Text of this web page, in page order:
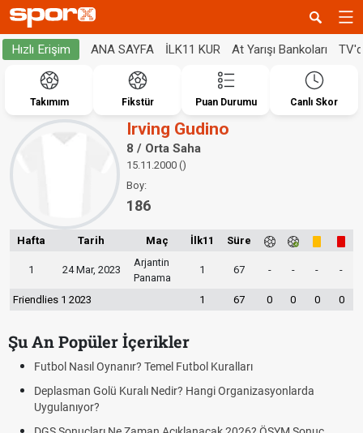
Hızlı Erişim ANA SAYFA İLK11 KUR At Yarışı Bankoları
Takımım Fikstür Puan Durumu Canlı Skor
Irving Gudino
8 / Orta Saha
15.11.2000 ()
Boy:
186
Hafta Tarih Maç İlk11 Süre
1 24 Mar, 2023
Arjantin
Panama
1 67 - - - -
Friendlies 1 2023 1 67 0 0 0 0
Şu An Popüler İçerikler
Futbol Nasıl Oynanır? Temel Futbol Kuralları
Deplasman Golü Kuralı Nedir? Hangi Organizasyonlarda
Uygulanıyor?